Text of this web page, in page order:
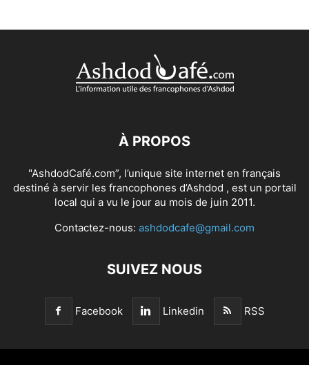
À PROPOS
"AshdodCafé.com”, l’unique site internet en français
destiné à servir les francophones d’Ashdod , est un portail
local qui a vu le jour au mois de juin 2011.
Contactez-nous: ashdodcafe@gmail.com
SUIVEZ NOUS
Facebook Linkedin RSS